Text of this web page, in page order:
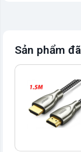
Sản phẩm